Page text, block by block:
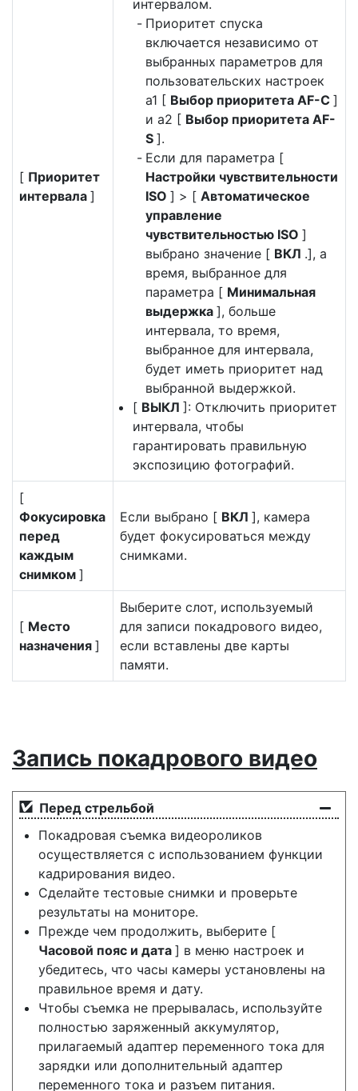
[ Приоритет
интервала ]
интервалом.
Приоритет спуска
включается независимо от
выбранных параметров для
пользовательских настроек
a1 [ Выбор приоритета AF-C ]
и a2 [ Выбор приоритета AF-
S ].
Если для параметра [
Настройки чувствительности
ISO ] > [ Автоматическое
управление
чувствительностью ISO ]
выбрано значение [ ВКЛ .], а
время, выбранное для
параметра [ Минимальная
выдержка ], больше
интервала, то время,
выбранное для интервала,
будет иметь приоритет над
выбранной выдержкой.
[ ВЫКЛ ]: Отключить приоритет
интервала, чтобы
гарантировать правильную
экспозицию фотографий.
[
Фокусировка
перед
каждым
снимком ]
Если выбрано [ ВКЛ ], камера
будет фокусироваться между
снимками.
[ Место
назначения ]
Выберите слот, используемый
для записи покадрового видео,
если вставлены две карты
памяти.
Запись покадрового видео
Перед стрельбой
Покадровая съемка видеороликов
осуществляется с использованием функции
кадрирования видео.
Сделайте тестовые снимки и проверьте
результаты на мониторе.
Прежде чем продолжить, выберите [
Часовой пояс и дата ] в меню настроек и
убедитесь, что часы камеры установлены на
правильное время и дату.
Чтобы съемка не прерывалась, используйте
полностью заряженный аккумулятор,
прилагаемый адаптер переменного тока для
зарядки или дополнительный адаптер
переменного тока и разъем питания.